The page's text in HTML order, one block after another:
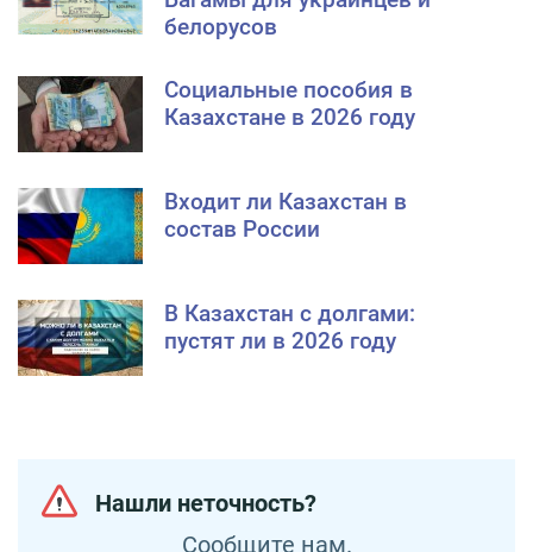
белорусов
Социальные пособия в
Казахстане в 2026 году
Входит ли Казахстан в
состав России
В Казахстан с долгами:
пустят ли в 2026 году
Нашли неточность?
Сообщите нам.